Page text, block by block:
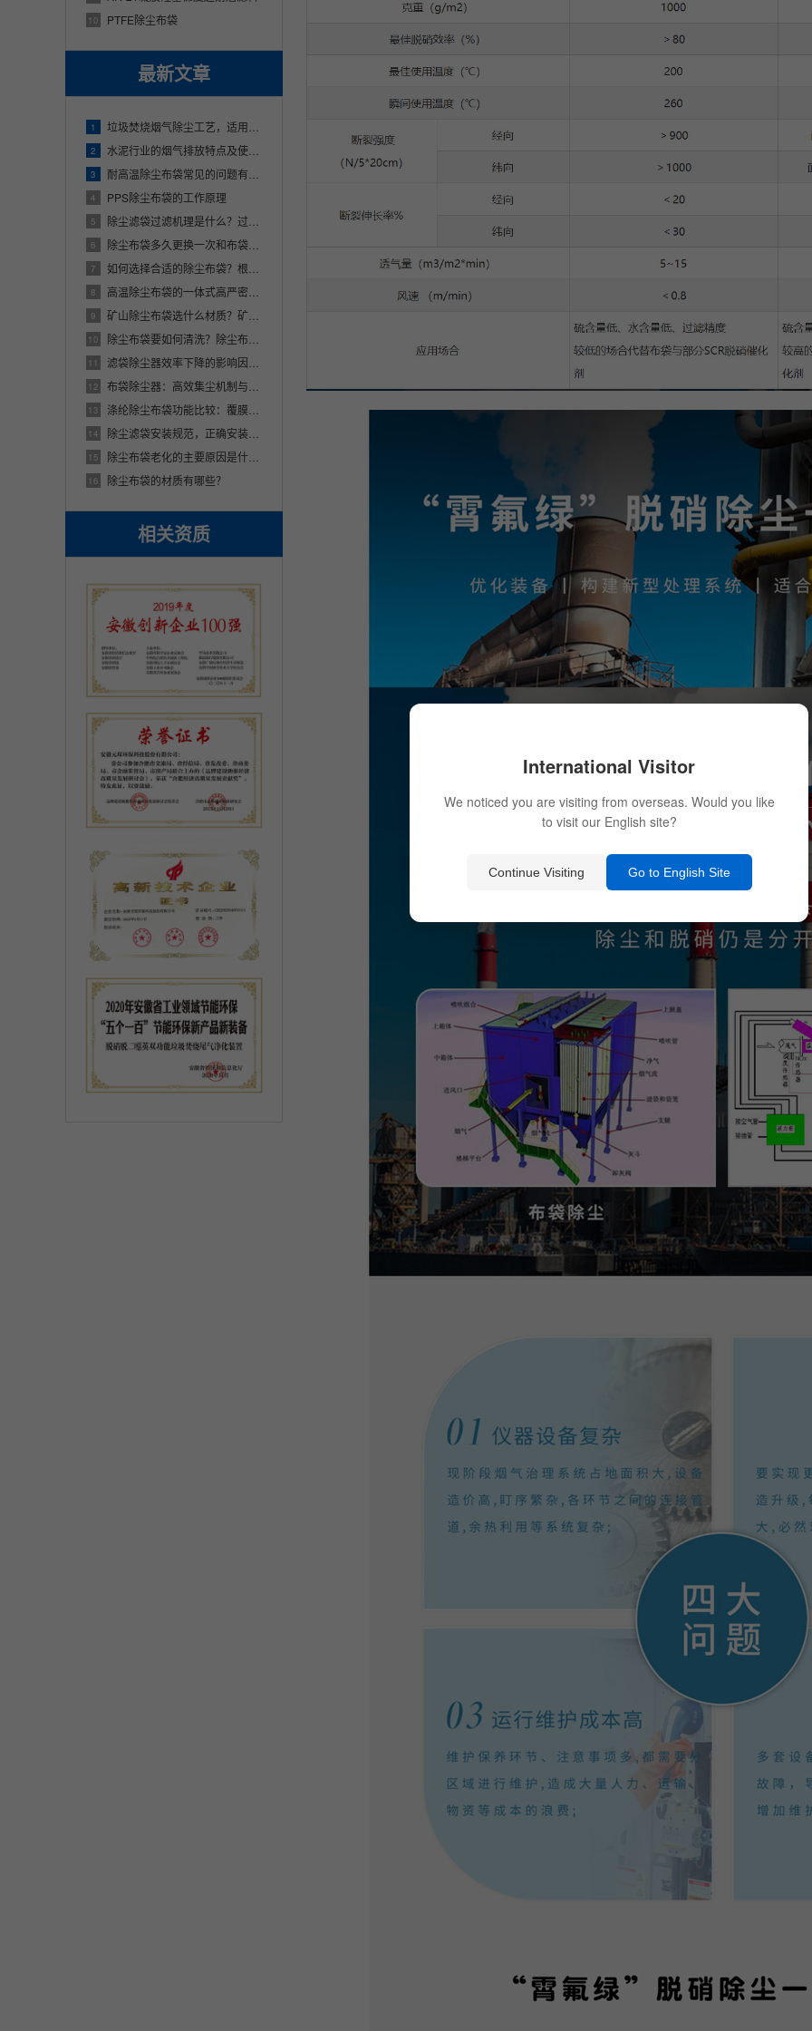
10 PTFE除尘布袋
最新文章
1 垃圾焚烧烟气除尘工艺，适用什么材质除尘布袋？
2 水泥行业的烟气排放特点及使用的除尘布袋材质
3 耐高温除尘布袋常见的问题有哪些？
4 PPS除尘布袋的工作原理
5 除尘滤袋过滤机理是什么？过滤过程存在的问题解析
6 除尘布袋多久更换一次和布袋的材质有关吗？
7 如何选择合适的除尘布袋？根据烟气特性、粉尘性状以及清灰方式挑选除尘布袋
8 高温除尘布袋的一体式高严密性无针眼袋口介绍
9 矿山除尘布袋选什么材质？矿山除尘布袋厂家联系方式
10 除尘布袋要如何清洗？除尘布袋清洗的主要工艺步骤
11 滤袋除尘器效率下降的影响因素及优化对策分析
12 布袋除尘器：高效集尘机制与优化策略解析
13 涤纶除尘布袋功能比较：覆膜与防水的差异
14 除尘滤袋安装规范，正确安装除尘布袋【图文】
15 除尘布袋老化的主要原因是什么？解析除尘布袋老化4个因素
16 除尘布袋的材质有哪些？
相关资质
International Visitor
We noticed you are visiting from overseas. Would you like
to visit our English site?
Continue Visiting Go to English Site